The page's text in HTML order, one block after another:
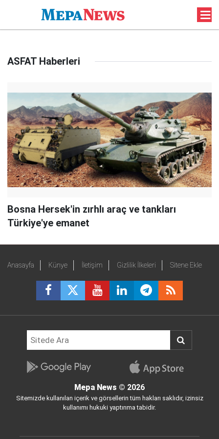
ASFAT Haberleri
Bosna Hersek'in zırhlı araç ve tankları
Türkiye'ye emanet
Anasayfa Künye İletişim Gizlilik İlkeleri Sitene Ekle
Mepa News © 2026
Sitemizde kullanılan içerik ve görsellerin tüm hakları saklıdır, izinsiz
kullanımı hukuki yaptırıma tabidir.